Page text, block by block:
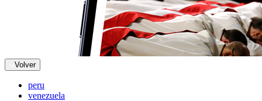
Volver
peru
venezuela